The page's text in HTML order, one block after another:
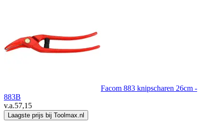
Facom 883 knipscharen 26cm -
883B
v.a.57,15
Laagste prijs bij Toolmax.nl